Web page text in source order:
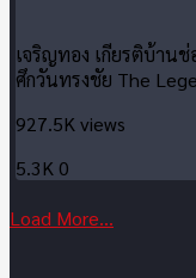
เจริญทอง เกียรติบ้านช่
ศึกวันทรงชัย The
927.5K views
5.3K 0
Load More...